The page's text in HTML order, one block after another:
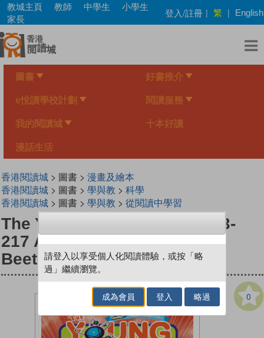
Skip
main
content
教城主頁 教師 中學生
小學生
家長
登入/註冊 | 繁 | English
圖書 好書推介
e悅讀學校計劃 閱讀服務
我的閱讀城 十本好讀
漫話生活
香港閱讀城> 圖書 > 漫畫及繪本
香港閱讀城> 圖書 > 學與教 > 科學
香港閱讀城> 圖書 > 學與教 > 從閱讀中學習
The Young Scientists Level 3-
217 A Crop Pest! Pumpkin
Beetles
0
請登入以享受個人化閱讀體驗，或按「略
過」繼續瀏覽。
成為會員 登入 略過